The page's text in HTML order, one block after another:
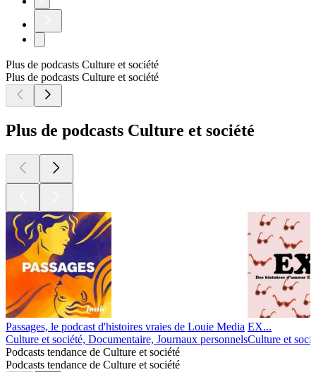
Plus de podcasts Culture et société
Plus de podcasts Culture et société
Plus de podcasts Culture et société
Passages, le podcast d'histoires vraies de Louie Media
Culture et société, Documentaire, Journaux personnels
EX...
Culture et
Podcasts tendance de Culture et société
Podcasts tendance de Culture et société